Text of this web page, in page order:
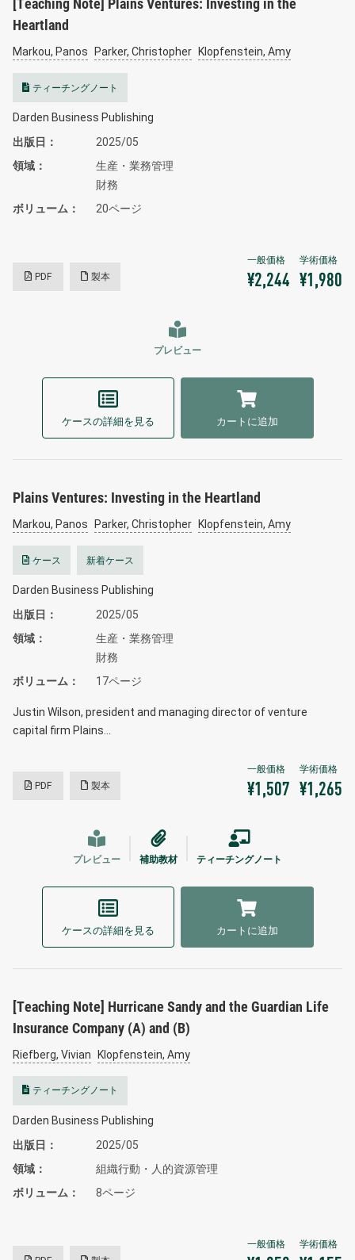
[Teaching Note] Plains Ventures: Investing in the
Heartland
Markou, Panos Parker, Christopher Klopfenstein, Amy
ティーチングノート
Darden Business Publishing
出版日
2025/05
領域
生産・業務管理
財務
ボリューム
20ページ
PDF 製本 ¥2,244 ¥1,980
プレビュー
ケースの詳細を見る カートに追加
Plains Ventures: Investing in the Heartland
Markou, Panos Parker, Christopher Klopfenstein, Amy
ケース 新着ケース
Darden Business Publishing
出版日
2025/05
領域
生産・業務管理
財務
ボリューム
17ページ
Justin Wilson, president and managing director of venture
capital firm Plains…
PDF 製本 ¥1,507 ¥1,265
プレビュー 補助教材 ティーチングノート
ケースの詳細を見る カートに追加
[Teaching Note] Hurricane Sandy and the Guardian Life
Insurance Company (A) and (B)
Riefberg, Vivian Klopfenstein, Amy
ティーチングノート
Darden Business Publishing
出版日
2025/05
領域
組織行動・人的資源管理
ボリューム
8ページ